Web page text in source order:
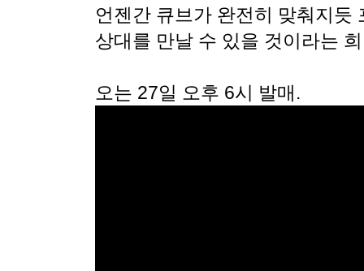
언젠간 큐브가 완전히 맞춰지듯
상대를 만날 수 있을 것이라는
오는 27일 오후 6시 발매.